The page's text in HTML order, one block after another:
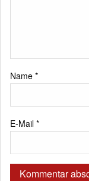
Name *
E-Mail *